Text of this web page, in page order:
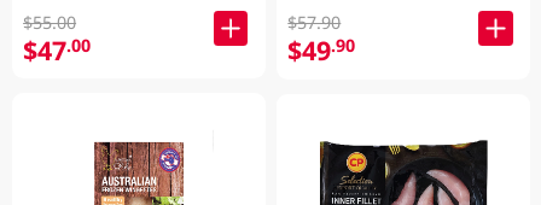
$55.00
$47.00
$57.90
$49.90